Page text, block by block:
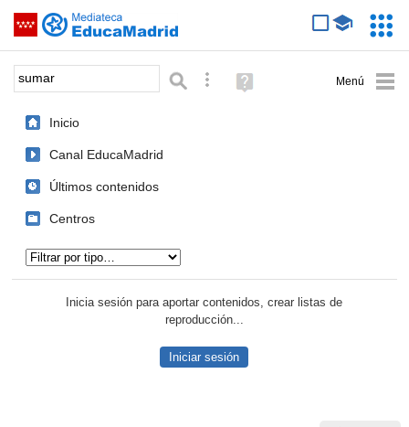
Saltar navegación
Palabra o frase: Búsqueda avanzada
Ayuda
(en
Inicio
Canal EducaMadrid
Últimos contenidos
Centros
Inicia sesión para aportar contenidos, crear listas de
reproducción...
Iniciar sesión